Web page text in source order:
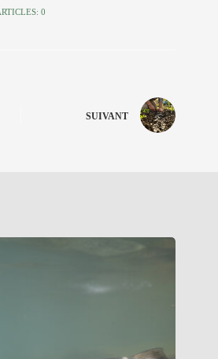
0
SUIVANT